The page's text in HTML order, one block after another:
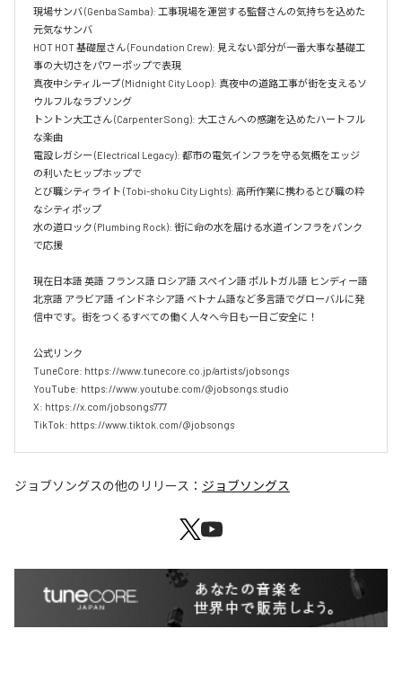
現場サンバ (Genba Samba): 工事現場を運営する監督さんの気持ちを込めた
元気なサンバ
HOT HOT 基礎屋さん (Foundation Crew): 見えない部分が一番大事な基礎工
事の大切さをパワーポップで表現
真夜中シティループ (Midnight City Loop): 真夜中の道路工事が街を支えるソ
ウルフルなラブソング
トントン大工さん (Carpenter Song): 大工さんへの感謝を込めたハートフル
な楽曲
電設レガシー (Electrical Legacy): 都市の電気インフラを守る気概をエッジ
の利いたヒップホップで
とび職シティライト (Tobi-shoku City Lights): 高所作業に携わるとび職の粋
なシティポップ
水の道ロック (Plumbing Rock): 街に命の水を届ける水道インフラをパンク
で応援
現在日本語 英語 フランス語 ロシア語 スペイン語 ポルトガル語 ヒンディー語
北京語 アラビア語 インドネシア語 ベトナム語など多言語でグローバルに発
信中です。街をつくるすべての働く人々へ今日も一日ご安全に！
公式リンク
TuneCore: https://www.tunecore.co.jp/artists/jobsongs
YouTube: https://www.youtube.com/@jobsongs.studio
X: https://x.com/jobsongs777
TikTok: https://www.tiktok.com/@jobsongs
ジョブソングスの他のリリース： ジョブソングス